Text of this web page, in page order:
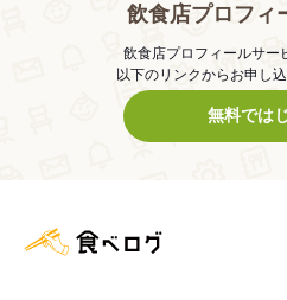
飲食店プロフィ
飲食店プロフィールサー
以下のリンクからお申し
無料では